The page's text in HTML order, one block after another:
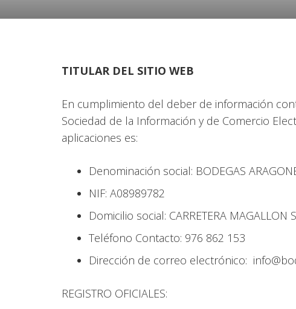
TITULAR DEL SITIO WEB
En cumplimiento del deber de información
Sociedad de la Información y de Comercio
aplicaciones es:
Denominación social: BODEGAS
NIF: A08989782
Domicilio social: CARRETERA MAGALLON
Teléfono Contacto: 976 862 153
Dirección de correo electrónico:
REGISTRO OFICIALES: